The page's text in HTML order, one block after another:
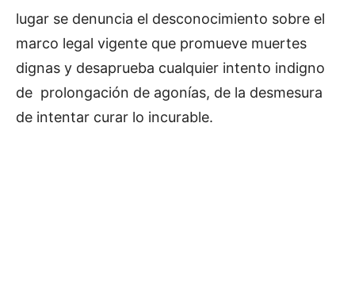
lugar se denuncia el desconocimiento sobre el
marco legal vigente que promueve muertes
dignas y desaprueba cualquier intento indigno
de prolongación de agonías, de la desmesura
de intentar curar lo incurable.